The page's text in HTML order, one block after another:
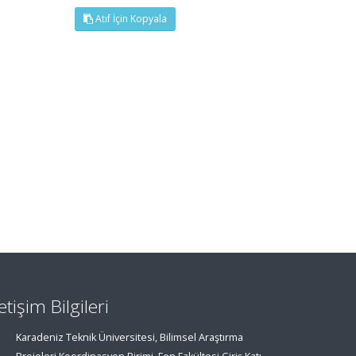
Atıf İçin Kopyala
Bilgileri
Karadeniz Teknik Üniversitesi, Bilimsel Araştırma